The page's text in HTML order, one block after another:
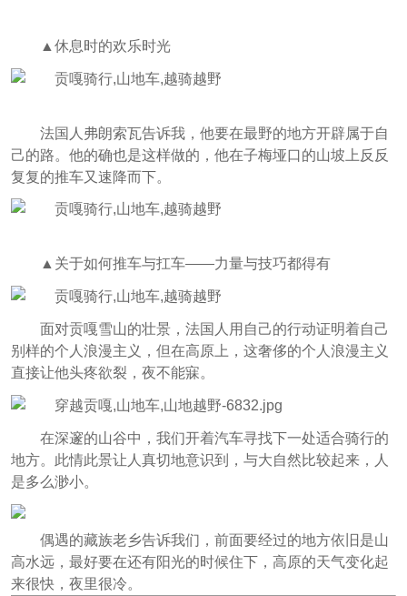
▲休息时的欢乐时光
法国人弗朗索瓦告诉我，他要在最野的地方开辟属于自
己的路。他的确也是这样做的，他在子梅垭口的山坡上反反
复复的推车又速降而下。
▲关于如何推车与扛车——力量与技巧都得有
面对贡嘎雪山的壮景，法国人用自己的行动证明着自己
别样的个人浪漫主义，但在高原上，这奢侈的个人浪漫主义
直接让他头疼欲裂，夜不能寐。
在深邃的山谷中，我们开着汽车寻找下一处适合骑行的
地方。此情此景让人真切地意识到，与大自然比较起来，人
是多么渺小。
偶遇的藏族老乡告诉我们，前面要经过的地方依旧是山
高水远，最好要在还有阳光的时候住下，高原的天气变化起
来很快，夜里很冷。